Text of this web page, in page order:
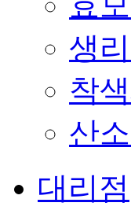
생
착
산
대리점